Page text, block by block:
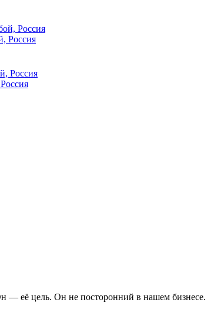
Россия
— её цель. Он не посторонний в нашем бизнесе.